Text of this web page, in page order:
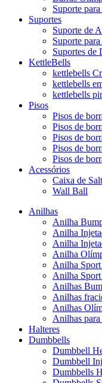
Suporte
Suportes
Suporte de
Suporte
Suportes de
KettleBells
kettlebells
kettlebells
kettlebells
Pisos
Pisos de
Pisos de
Pisos de
Pisos de
Pisos de
Acessórios
Caixa de
Wall Ball
Anilhas
Anilha
Anilha
Anilha
Anilha
Anilha
Anilha
Anilhas
Anilhas
Anilhas
Anilhas
Halteres
Dumbbells
Dumbbell
Dumbbell
Dumbbells